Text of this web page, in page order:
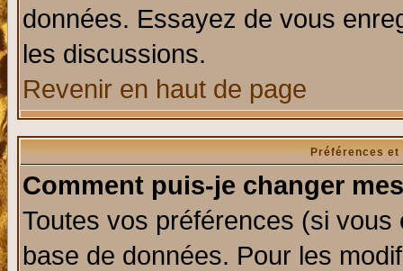
données. Essayez de vous
les discussions.
Revenir en haut de page
Préférences
Comment puis-je changer
Toutes vos préférences (si
base de données. Pour les